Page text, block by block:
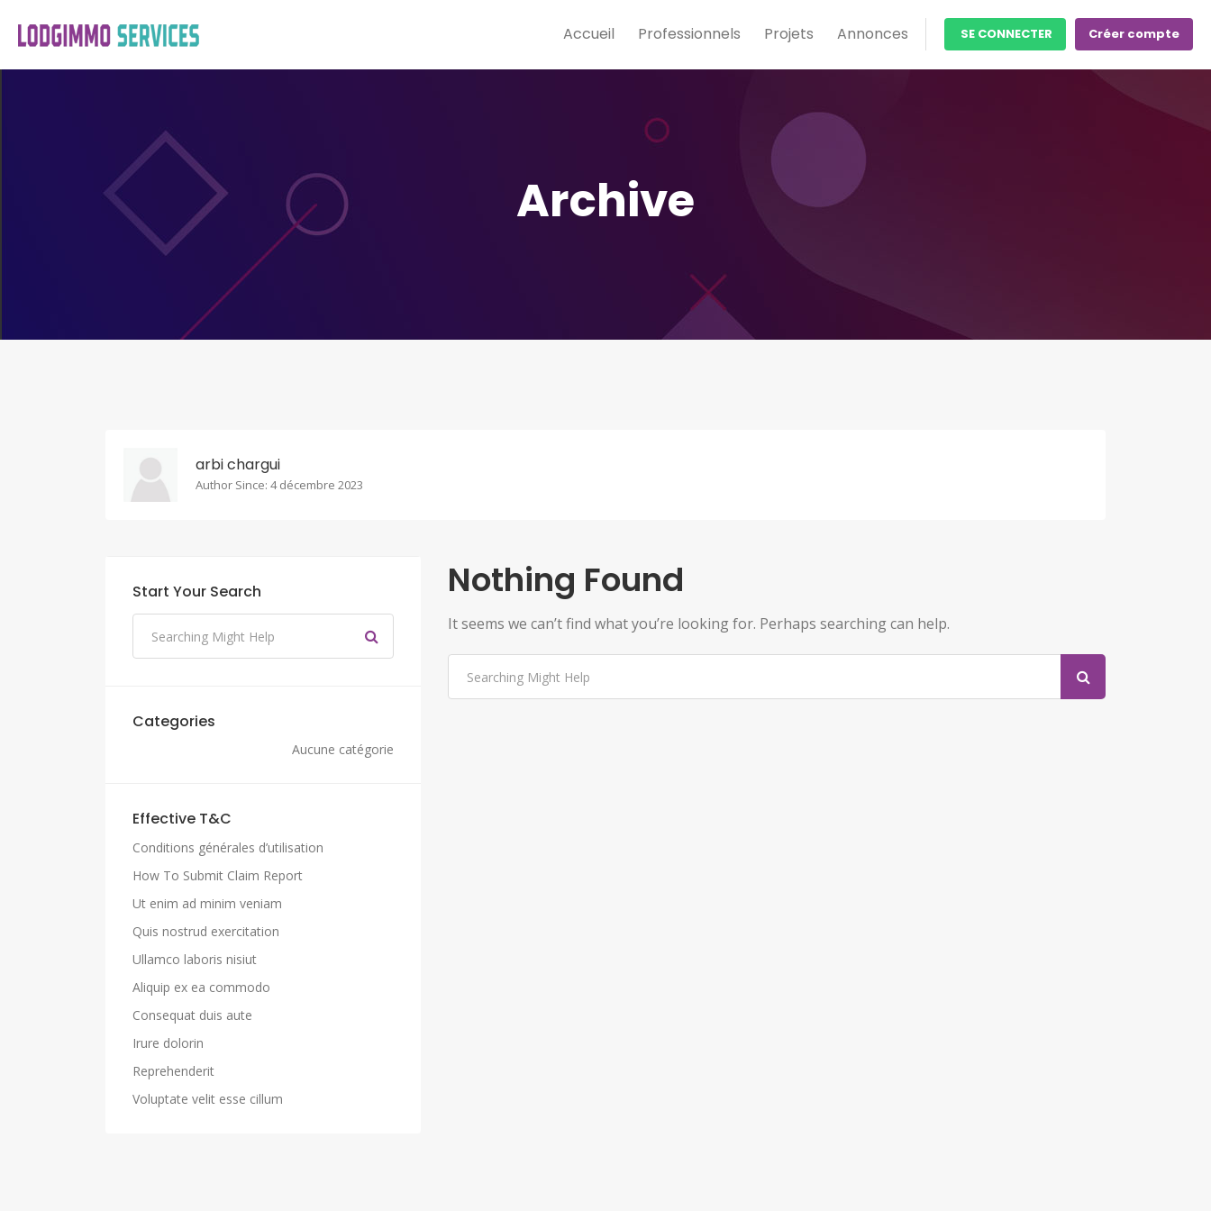
Accueil Professionnels Projets Annonces SE CONNECTER Créer compte
Archive
arbi chargui
Author Since: 4 décembre 2023
Nothing Found
It seems we can’t find what you’re looking for. Perhaps searching can help.
Start Your Search
Categories
Aucune catégorie
Effective T&C
Conditions générales d’utilisation
How To Submit Claim Report
Ut enim ad minim veniam
Quis nostrud exercitation
Ullamco laboris nisiut
Aliquip ex ea commodo
Consequat duis aute
Irure dolorin
Reprehenderit
Voluptate velit esse cillum